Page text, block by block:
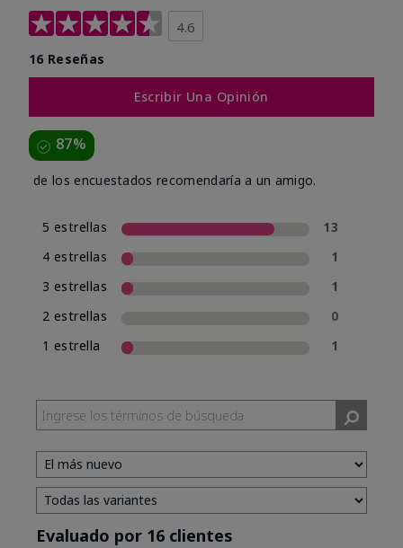
4.6
16 Reseñas
Escribir Una Opinión
87%
de los encuestados recomendaría a un amigo.
5 estrellas
13
4 estrellas
1
3 estrellas
1
2 estrellas
0
1 estrella
1
Evaluado por 16 clientes